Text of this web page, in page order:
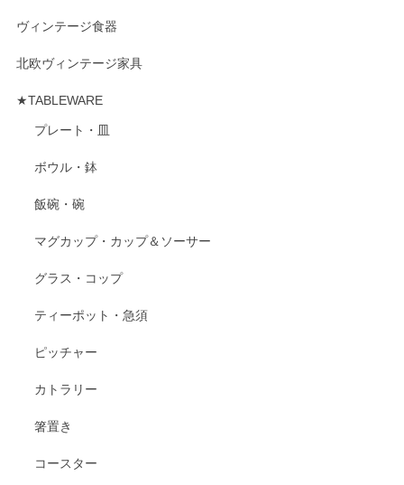
ヴィンテージ食器
北欧ヴィンテージ家具
★TABLEWARE
プレート・皿
ボウル・鉢
飯碗・碗
マグカップ・カップ＆ソーサー
グラス・コップ
ティーポット・急須
ピッチャー
カトラリー
箸置き
コースター